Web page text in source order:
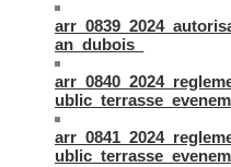
an_dubois_